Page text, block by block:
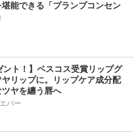
能できる「プランプコンセン
ント！】ベスコス受賞リップグ
リップに。リップケア成分配
ヤを纏う唇へ
バー